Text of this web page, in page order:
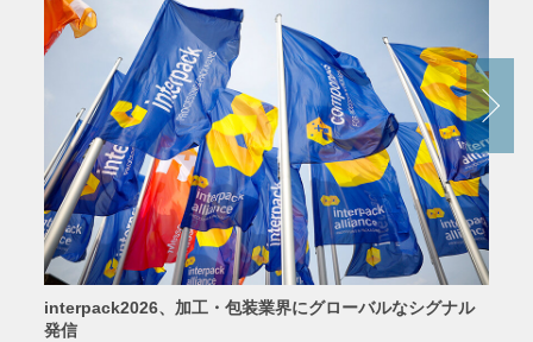
interpack2026、加工・包装業界にグローバルなシグナル
発信